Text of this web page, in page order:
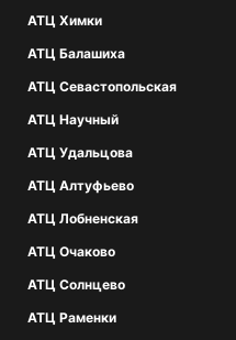
АТЦ Химки
АТЦ Балашиха
АТЦ Севастопольская
АТЦ Научный
АТЦ Удальцова
АТЦ Алтуфьево
АТЦ Лобненская
АТЦ Очаково
АТЦ Солнцево
АТЦ Раменки